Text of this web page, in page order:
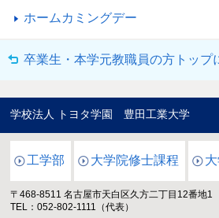
ホームカミングデー
卒業生・本学元教職員の方トップ
学校法人 トヨタ学園 豊田工業大学
工学部 大学院修士課程
〒468-8511 名古屋市天白区久方二丁目12番地1
TEL：052-802-1111（代表）